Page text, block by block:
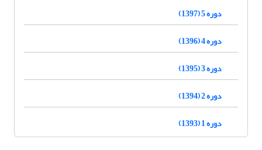
دوره 5 (1397)
دوره 4 (1396)
دوره 3 (1395)
دوره 2 (1394)
دوره 1 (1393)